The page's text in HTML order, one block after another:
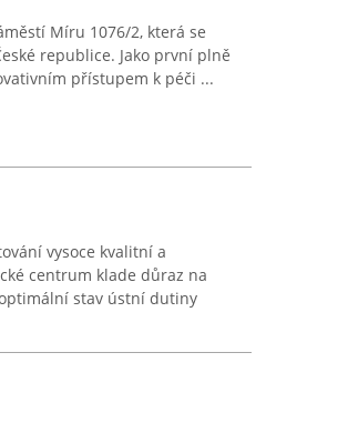
Míru 1076/2, která se
republice. Jako první plně
přístupem k péči ...
vysoce kvalitní a
centrum klade důraz na
stav ústní dutiny